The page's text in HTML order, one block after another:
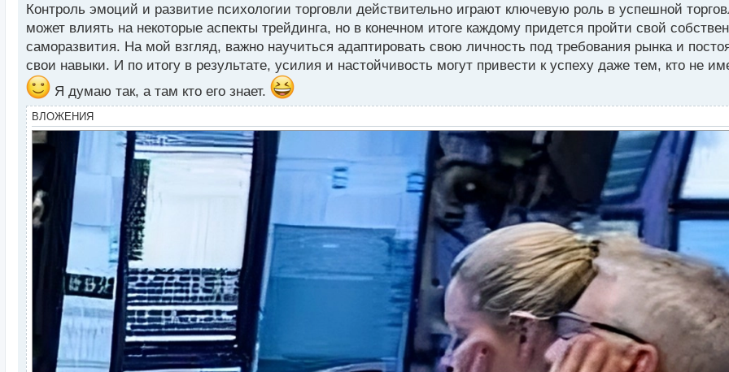
й
п
о
с
т
Контроль эмоций и развитие психологии торговли действительно играют ключевую роль в успешной
может влиять на некоторые аспекты трейдинга, но в конечном итоге каждому придется пройти свой
саморазвития. На мой взгляд, важно научиться адаптировать свою личность под требования рынка и
свои навыки. И по итогу в результате, усилия и настойчивость могут привести к успеху даже тем, кто не
Я думаю так, а там кто его знает.
ВЛОЖЕНИЯ